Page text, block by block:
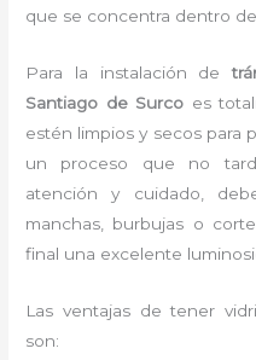
que se concentra dentro
Para la instalación de
Santiago de Surco es
estén limpios y secos para
un proceso que no
atención y cuidado,
manchas, burbujas o
final una excelente
Las ventajas de tener
son: